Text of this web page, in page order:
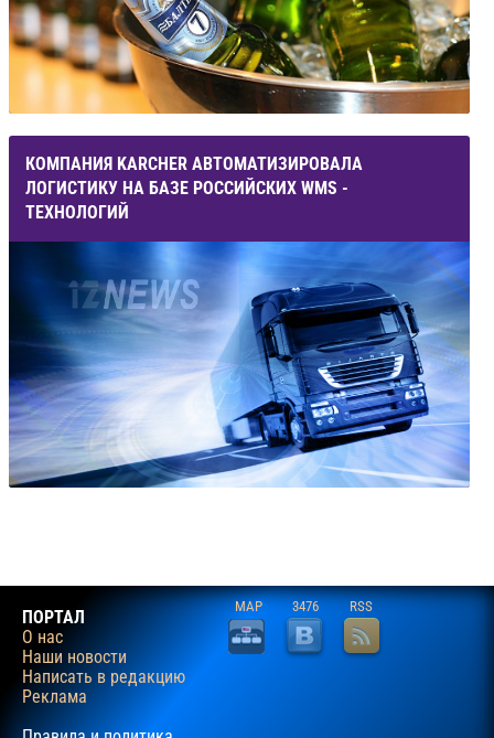
КОМПАНИЯ KARCHER АВТОМАТИЗИРОВАЛА
ЛОГИСТИКУ НА БАЗЕ РОССИЙСКИХ WMS -
ТЕХНОЛОГИЙ
ПОРТАЛ
О нас
Наши новости
Написать в редакцию
Реклама
MAP 3476 RSS